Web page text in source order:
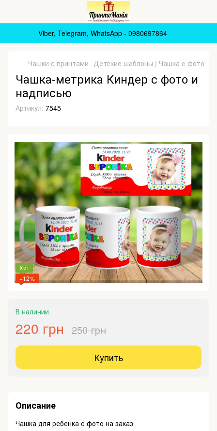
Viber, Telegram, WhatsApp - 0980697864
Чашки с принтами Детские шаблоны | Чашка с фото
Чашка-метрика Киндер с фото и
надписью
Артикул: 7545
Хит
−12%
В наличии
220 грн 250 грн
Купить
Описание
Чашка для ребенка с фото на заказ